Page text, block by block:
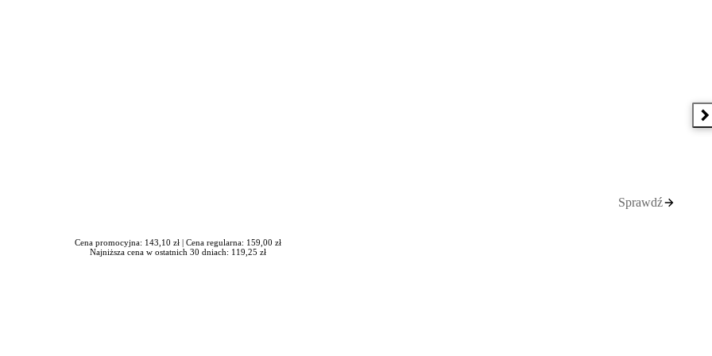
się w nowym oknie
Sprawdź
Cena promocyjna: 143,10 zł | Cena regularna: 159,00 zł
Najniższa cena w ostatnich 30 dniach: 119,25 zł